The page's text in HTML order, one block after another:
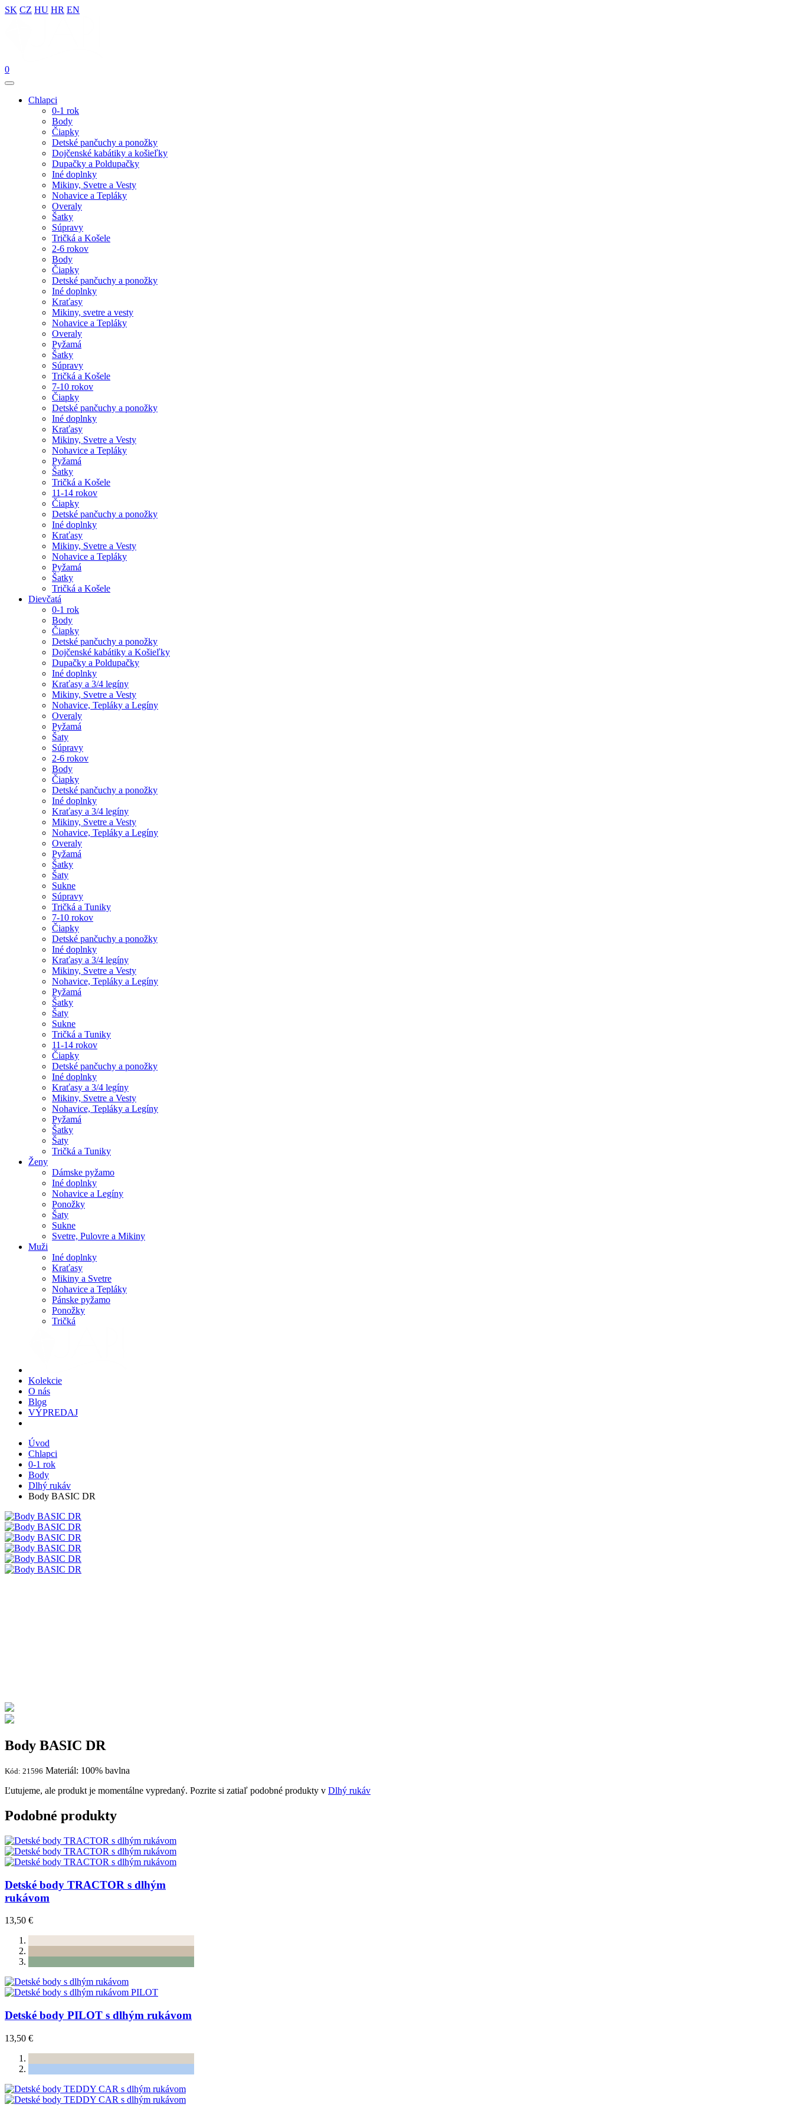
SK CZ HU HR EN
0
Chlapci
0-1 rok
Body
Čiapky
Detské pančuchy a ponožky
Dojčenské kabátiky a košieľky
Dupačky a Poldupačky
Iné doplnky
Mikiny, Svetre a Vesty
Nohavice a Tepláky
Overaly
Šatky
Súpravy
Tričká a Košele
2-6 rokov
Body
Čiapky
Detské pančuchy a ponožky
Iné doplnky
Kraťasy
Mikiny, svetre a vesty
Nohavice a Tepláky
Overaly
Pyžamá
Šatky
Súpravy
Tričká a Košele
7-10 rokov
Čiapky
Detské pančuchy a ponožky
Iné doplnky
Kraťasy
Mikiny, Svetre a Vesty
Nohavice a Tepláky
Pyžamá
Šatky
Tričká a Košele
11-14 rokov
Čiapky
Detské pančuchy a ponožky
Iné doplnky
Kraťasy
Mikiny, Svetre a Vesty
Nohavice a Tepláky
Pyžamá
Šatky
Tričká a Košele
Dievčatá
0-1 rok
Body
Čiapky
Detské pančuchy a ponožky
Dojčenské kabátiky a Košieľky
Dupačky a Poldupačky
Iné doplnky
Kraťasy a 3/4 legíny
Mikiny, Svetre a Vesty
Nohavice, Tepláky a Legíny
Overaly
Pyžamá
Šaty
Súpravy
2-6 rokov
Body
Čiapky
Detské pančuchy a ponožky
Iné doplnky
Kraťasy a 3/4 legíny
Mikiny, Svetre a Vesty
Nohavice, Tepláky a Legíny
Overaly
Pyžamá
Šatky
Šaty
Sukne
Súpravy
Tričká a Tuniky
7-10 rokov
Čiapky
Detské pančuchy a ponožky
Iné doplnky
Kraťasy a 3/4 legíny
Mikiny, Svetre a Vesty
Nohavice, Tepláky a Legíny
Pyžamá
Šatky
Šaty
Sukne
Tričká a Tuniky
11-14 rokov
Čiapky
Detské pančuchy a ponožky
Iné doplnky
Kraťasy a 3/4 legíny
Mikiny, Svetre a Vesty
Nohavice, Tepláky a Legíny
Pyžamá
Šatky
Šaty
Tričká a Tuniky
Ženy
Dámske pyžamo
Iné doplnky
Nohavice a Legíny
Ponožky
Šaty
Sukne
Svetre, Pulovre a Mikiny
Muži
Iné doplnky
Kraťasy
Mikiny a Svetre
Nohavice a Tepláky
Pánske pyžamo
Ponožky
Tričká
Kolekcie
O nás
Blog
VÝPREDAJ
Úvod
Chlapci
0-1 rok
Body
Dlhý rukáv
Body BASIC DR
Body BASIC DR
Kód: 21596 Materiál: 100% bavlna
Ľutujeme, ale produkt je momentálne vypredaný. Pozrite si zatiaľ podobné produkty v Dlhý rukáv
Podobné produkty
Detské body TRACTOR s dlhým
rukávom
13,50 €
Detské body PILOT s dlhým rukávom
13,50 €